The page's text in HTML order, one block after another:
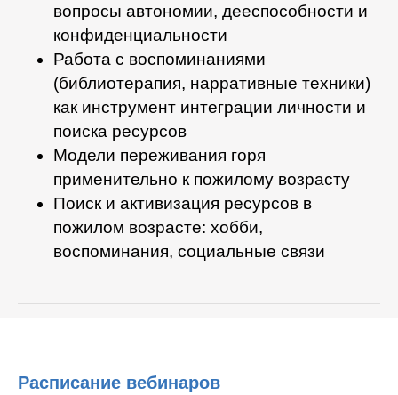
вопросы автономии, дееспособности и
конфиденциальности
Работа с воспоминаниями
(библиотерапия, нарративные техники)
как инструмент интеграции личности и
поиска ресурсов
Модели переживания горя
применительно к пожилому возрасту
Поиск и активизация ресурсов в
пожилом возрасте: хобби,
воспоминания, социальные связи
Расписание вебинаров